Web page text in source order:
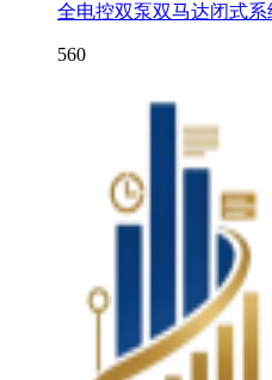
全电控双泵双马达闭式
560